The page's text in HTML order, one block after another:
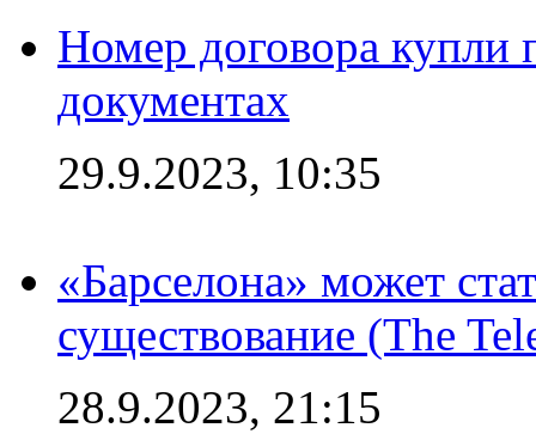
Номер договора купли
документах
29.9.2023, 10:35
«Барселона» может
существование (The
28.9.2023, 21:15